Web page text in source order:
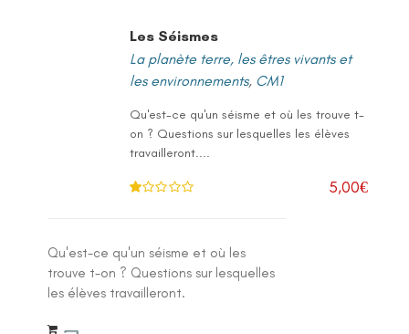
Les Séismes
La planète terre, les êtres vivants et
les environnements, CM1
Qu'est-ce qu'un séisme et où les trouve t-
on ? Questions sur lesquelles les élèves
travailleront....
.0
0
su
5,00€
Qu'est-ce qu'un séisme et où les
trouve t-on ? Questions sur lesquelles
les élèves travailleront.